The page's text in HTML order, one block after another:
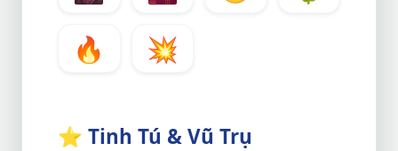
🔥
💥
⭐ Tinh Tú & Vũ Trụ